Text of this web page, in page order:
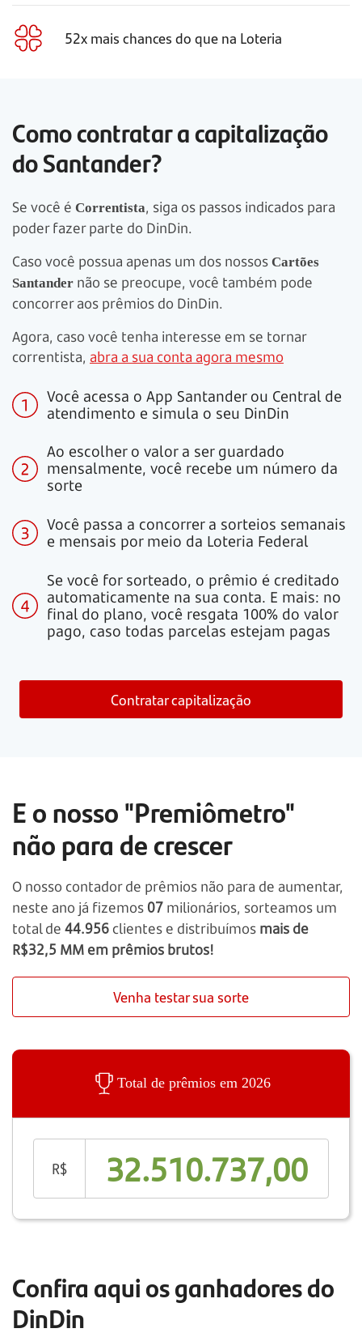
52x mais chances do que na Loteria
Como contratar a capitalização
do Santander?
Se você é Correntista, siga os passos indicados para
poder fazer parte do DinDin.
Caso você possua apenas um dos nossos Cartões
Santander não se preocupe, você também pode
concorrer aos prêmios do DinDin.
Agora, caso você tenha interesse em se tornar
correntista, abra a sua conta agora mesmo
Você acessa o App Santander ou Central de
atendimento e simula o seu DinDin
Ao escolher o valor a ser guardado
mensalmente, você recebe um número da
sorte
Você passa a concorrer a sorteios semanais
e mensais por meio da Loteria Federal
Se você for sorteado, o prêmio é creditado
automaticamente na sua conta. E mais: no
final do plano, você resgata 100% do valor
pago, caso todas parcelas estejam pagas
Contratar capitalização
E o nosso "Premiômetro"
não para de crescer
O nosso contador de prêmios não para de aumentar,
neste ano já fizemos 07 milionários, sorteamos um
total de 44.956 clientes e distribuímos mais de
R$32,5 MM em prêmios brutos!
Venha testar sua sorte
Total de prêmios em 2026
R$ 32.510.737,00
Confira aqui os ganhadores do
DinDin